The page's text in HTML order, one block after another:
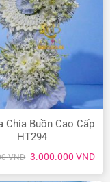
Chia Buồn Cao Cấp
HT294
VND Giá
gốc
là:
3.000.000 VNDGiá
tại